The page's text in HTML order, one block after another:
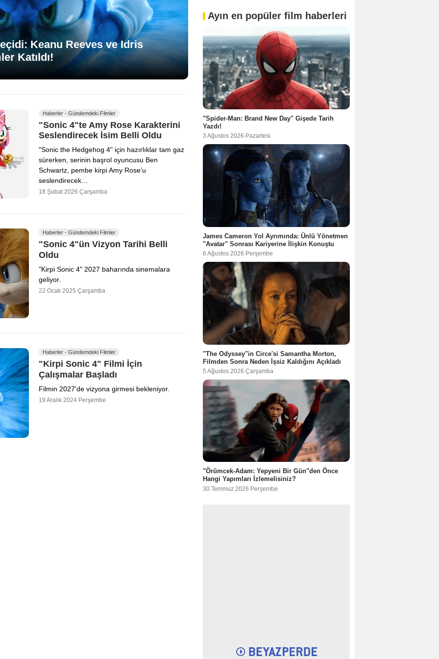
Keanu Reeves ve Idris
Katıldı!
Haberler - Gündemdeki Filmler
"Sonic 4"te Amy Rose Karakterini
Seslendirecek İsim Belli Oldu
"Sonic the Hedgehog 4" için hazırlıklar tam gaz
sürerken, serinin başrol oyuncusu Ben
Schwartz, pembe kirpi Amy Rose’u
seslendirecek…
18 Şubat 2026 Çarşamba
Haberler - Gündemdeki Filmler
"Sonic 4"ün Vizyon Tarihi Belli
Oldu
"Kirpi Sonic 4" 2027 baharında sinemalara
geliyor.
22 Ocak 2025 Çarşamba
Haberler - Gündemdeki Filmler
"Kirpi Sonic 4" Filmi İçin
Çalışmalar Başladı
Filmin 2027'de vizyona girmesi bekleniyor.
19 Aralık 2024 Perşembe
Ayın en popüler film haberleri
"Spider-Man: Brand New Day" Gişede Tarih
Yazdı!
3 Ağustos 2026 Pazartesi
James Cameron Yol Ayrımında: Ünlü Yönetmen
"Avatar" Sonrası Kariyerine İlişkin Konuştu
6 Ağustos 2026 Perşembe
"The Odyssey"in Circe'si Samantha Morton,
Filmden Sonra Neden İşsiz Kaldığını Açıkladı
5 Ağustos 2026 Çarşamba
"Örümcek-Adam: Yepyeni Bir Gün"den Önce
Hangi Yapımları İzlemelisiniz?
30 Temmuz 2026 Perşembe